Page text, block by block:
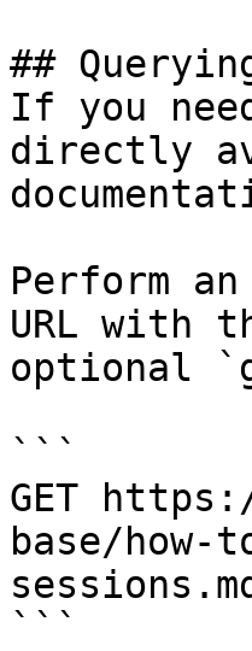
##
If you
directly
Perform
URL with
optional
```
GET
base/
```